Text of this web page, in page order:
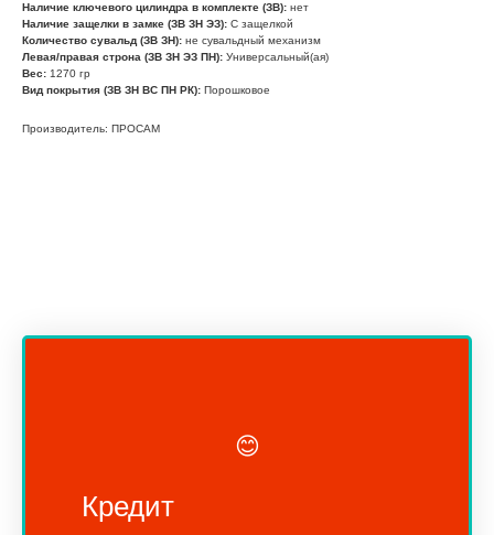
Наличие ключевого цилиндра в комплекте (ЗВ): нет
Наличие защелки в замке (ЗВ ЗН ЭЗ): С защелкой
Количество сувальд (ЗВ ЗН): не сувальдный механизм
Левая/правая строна (ЗВ ЗН ЭЗ ПН): Универсальный(ая)
Вес: 1270 гр
Вид покрытия (ЗВ ЗН ВС ПН РК): Порошковое
Производитель: ПРОСАМ
😊
Кредит